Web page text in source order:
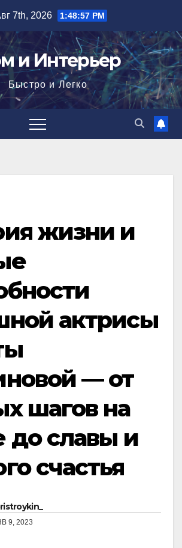
7th, 2026 1:48:58 PM
и Интерьер
Быстро и Легко
жизни и
актрисы
— от
шагов на
до славы и
счастья
9, 2023